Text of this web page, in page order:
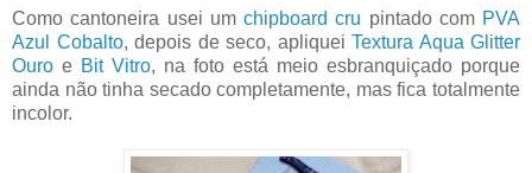
Como cantoneira usei um chipboard cru pintado com PVA
Azul Cobalto, depois de seco, apliquei Textura Aqua Glitter
Ouro e Bit Vitro, na foto está meio esbranquiçado porque
ainda não tinha secado completamente, mas fica totalmente
incolor.